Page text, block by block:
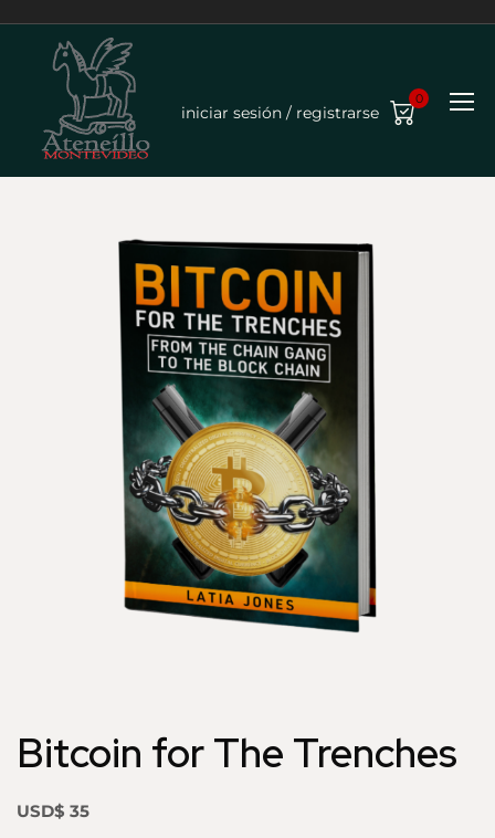
iniciar sesión / registrarse
0
Bitcoin for The Trenches
USD$ 35